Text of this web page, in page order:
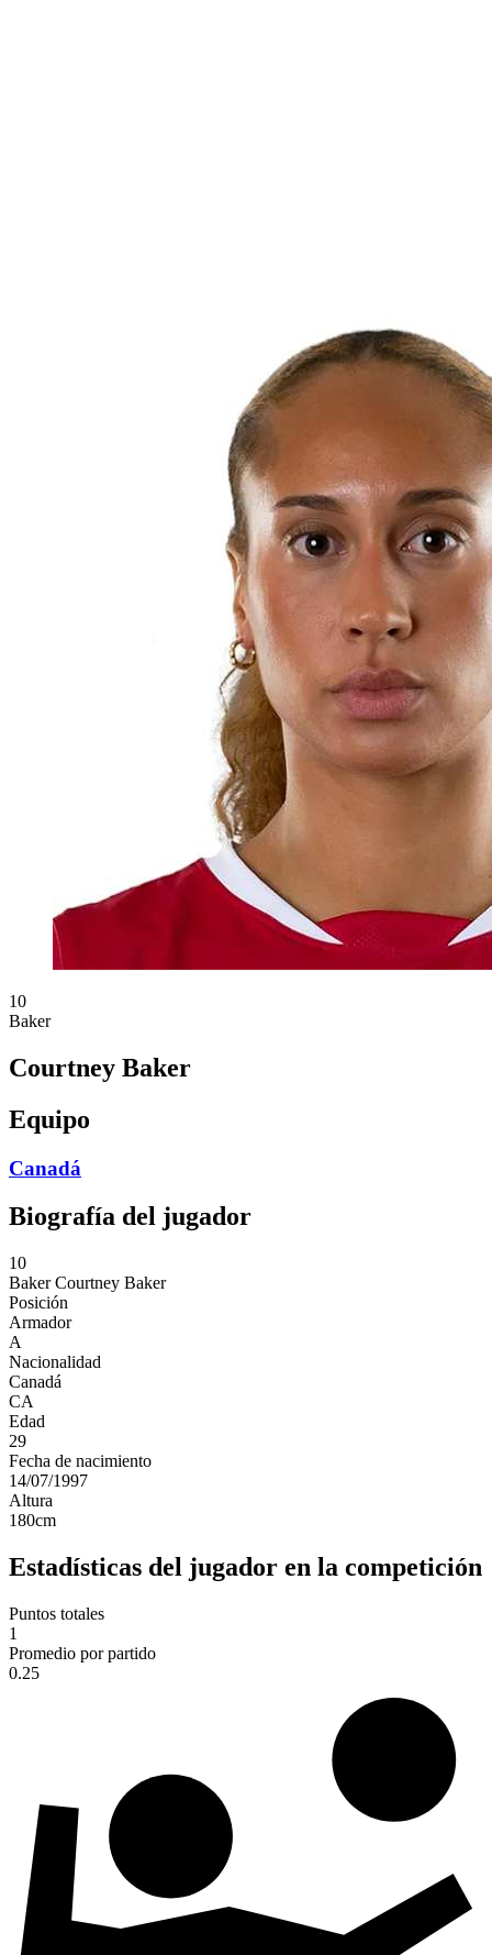
10
Baker
Courtney Baker
Equipo
Canadá
Biografía del jugador
10
Baker Courtney Baker
Posición
Armador
A
Nacionalidad
Canadá
CA
Edad
29
Fecha de nacimiento
14/07/1997
Altura
180cm
Estadísticas del jugador en la competición
Puntos totales
1
Promedio por partido
0.25